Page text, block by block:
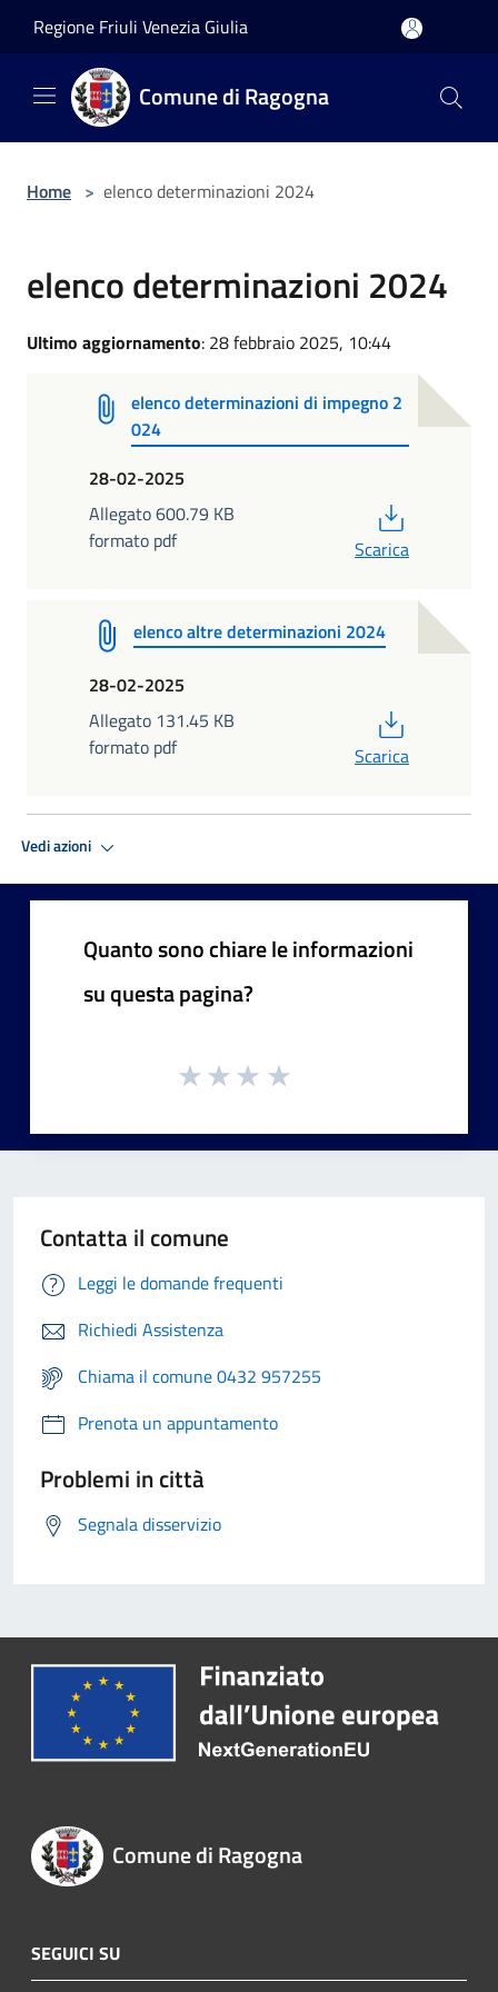
Regione Friuli Venezia Giulia
Comune di Ragogna
Home > elenco determinazioni 2024
elenco determinazioni 2024
Ultimo aggiornamento: 28 febbraio 2025, 10:44
elenco determinazioni di impegno 2
024
28-02-2025
Allegato 600.79 KB
formato pdf
Scarica
elenco altre determinazioni 2024
28-02-2025
Allegato 131.45 KB
formato pdf
Scarica
Vedi azioni
Quanto sono chiare le informazioni
su questa pagina?
Contatta il comune
Leggi le domande frequenti
Richiedi Assistenza
Chiama il comune 0432 957255
Prenota un appuntamento
Problemi in città
Segnala disservizio
Comune di Ragogna
SEGUICI SU